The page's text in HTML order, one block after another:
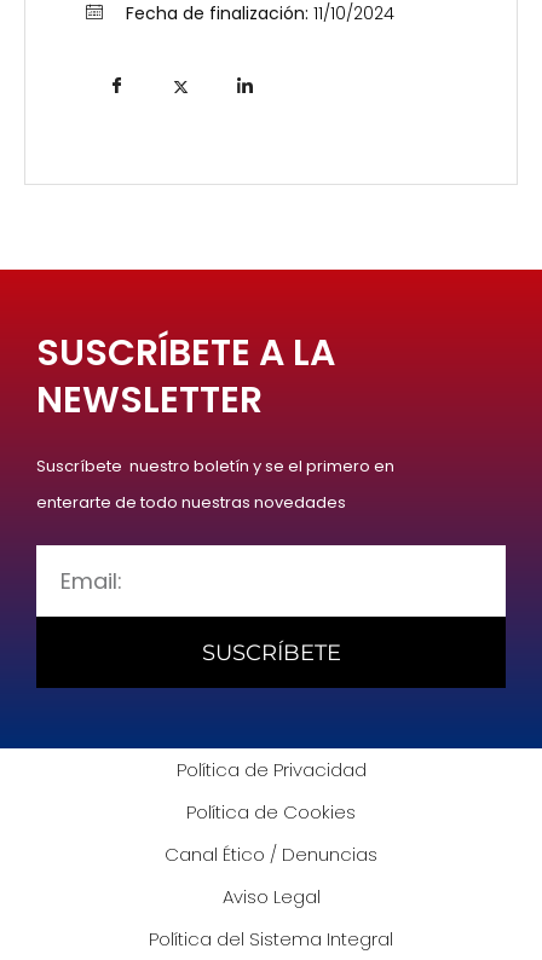
Fecha de finalización: 11/10/2024
SUSCRÍBETE A LA
NEWSLETTER
Suscríbete nuestro boletín y se el primero en
enterarte de todo nuestras novedades
SUSCRÍBETE
Política de Privacidad
Política de Cookies
Canal Ético / Denuncias
Aviso Legal
Política del Sistema Integral